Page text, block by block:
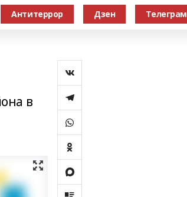
Антитеррор Дзен Телеграм
в